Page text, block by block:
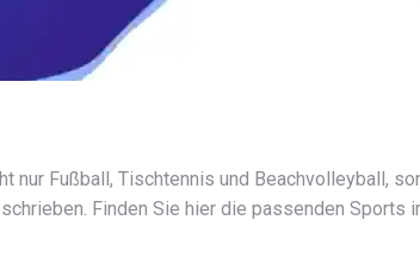
Fußball, Tischtennis und Beachvolleyball,
Finden Sie hier die passenden Sports